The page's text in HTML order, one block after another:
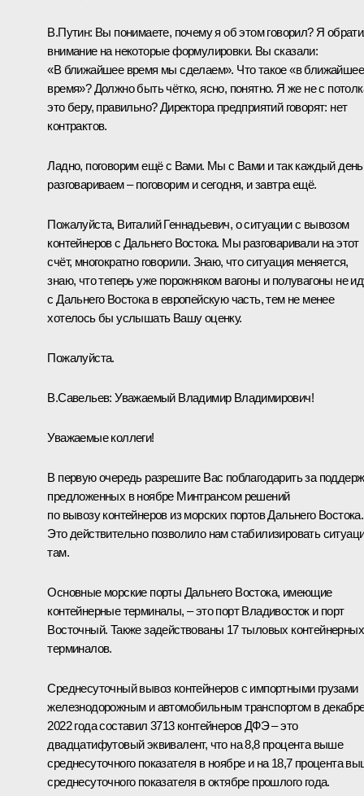
В.Путин: Вы понимаете, почему я об этом говорил? Я
внимание на некоторые формулировки. Вы сказали:
«В ближайшее время мы сделаем». Что такое «в ближайшее
время»? Должно быть чётко, ясно, понятно. Я же не с
это беру, правильно? Директора предприятий говорят: нет
контрактов.
Ладно, поговорим ещё с Вами. Мы с Вами и так каждый день
разговариваем – поговорим и сегодня, и завтра ещё.
Пожалуйста, Виталий Геннадьевич, о ситуации с вывозом
контейнеров с Дальнего Востока. Мы разговаривали на этот
счёт, многократно говорили. Знаю, что ситуация меняется,
знаю, что теперь уже порожняком вагоны и полувагоны не
с Дальнего Востока в европейскую часть, тем не менее
хотелось бы услышать Вашу оценку.
Пожалуйста.
В.Савельев: Уважаемый Владимир Владимирович!
Уважаемые коллеги!
В первую очередь разрешите Вас поблагодарить за
предложенных в ноябре Минтрансом решений
по вывозу контейнеров из морских портов Дальнего Востока.
Это действительно позволило нам стабилизировать
там.
Основные морские порты Дальнего Востока, имеющие
контейнерные терминалы, – это порт Владивосток и порт
Восточный. Также задействованы 17 тыловых контейнерных
терминалов.
Среднесуточный вывоз контейнеров с импортными грузами
железнодорожным и автомобильным транспортом в
2022 года составил 3713 контейнеров ДФЭ – это
двадцатифутовый эквивалент, что на 8,8 процента выше
среднесуточного показателя в ноябре и на 18,7 процента
среднесуточного показателя в октябре прошлого года.